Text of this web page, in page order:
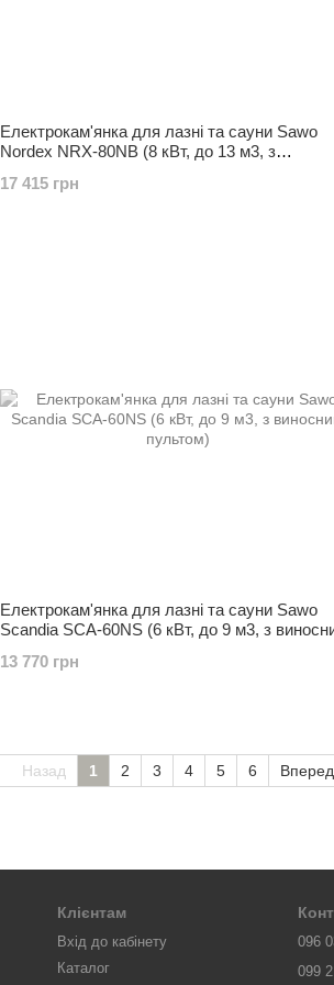
Електрокам'янка для лазні та сауни Sawo
Nordex NRX-80NB (8 кВт, до 13 м3, з
17 415 грн
Електрокам'янка для лазні та сауни Sawo
Scandia SCA-60NS (6 кВт, до 9 м3, з
13 770 грн
Назад 1 2 3 4 5 6 Вперед
Клієнтам
Вхід до кабінету
Каталог
096
099